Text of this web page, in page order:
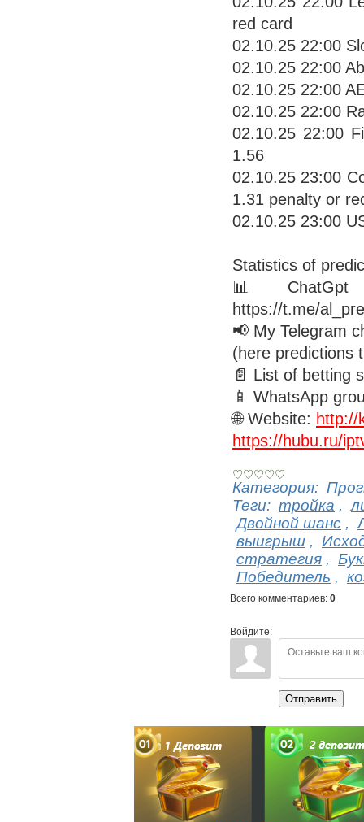
red card
02.10.25 22:00
02.10.25 22:00
02.10.25 22:00
02.10.25 22:00
02.10.25 22:00
1.56
02.10.25 23:00
1.31 penalty or
02.10.25 23:00
Statistics of
📊 ChatGpt
https://t.me/
📢 My Telegram
(here predictions
📄 List of betting
📱 WhatsApp
🌐 Website:
https://hubu.ru/
Категория:
Теги: тройка ,
Двойной шанс ,
выигрыш ,
стратегия ,
Победитель ,
Всего комментариев: 0
Войдите:
Отправить